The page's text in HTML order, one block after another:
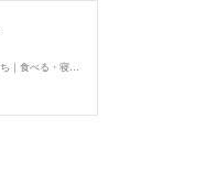
北海道でのんびり暮らすリスくんたち｜食べる・寝る・お散歩が大好き｜ときどき仲間の「しもぶくれあにまるず」も遊びにきます🌳